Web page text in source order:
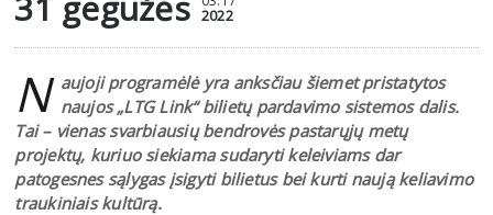
2022
N aujoji programėlė yra anksčiau šiemet pristatytos
naujos „LTG Link“ bilietų pardavimo sistemos dalis.
Tai – vienas svarbiausių bendrovės pastarųjų metų
projektų, kuriuo siekiama sudaryti keleiviams dar
patogesnes sąlygas įsigyti bilietus bei kurti naują keliavimo
traukiniais kultūrą.